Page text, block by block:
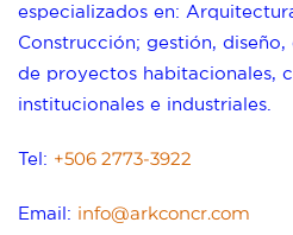
especializados en:
Construcción; gestión,
de proyectos habitacionales,
institucionales e industriales.
Tel: +506 2773-3922
Email: info@arkconcr.com